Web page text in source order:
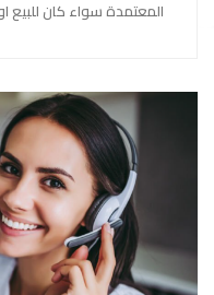
المعتمدة سواء كان للبيع